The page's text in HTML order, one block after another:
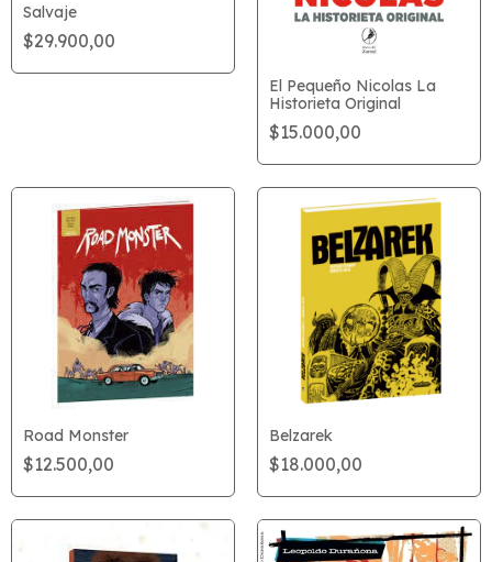
Salvaje
$29.900,00
El Pequeño Nicolas La
Historieta Original
$15.000,00
Road Monster
$12.500,00
Belzarek
$18.000,00